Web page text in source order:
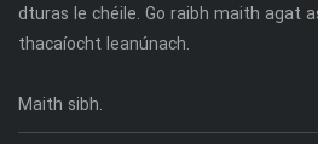
dturas le chéile. Go raibh maith agat
thacaíocht leanúnach.
Maith sibh.